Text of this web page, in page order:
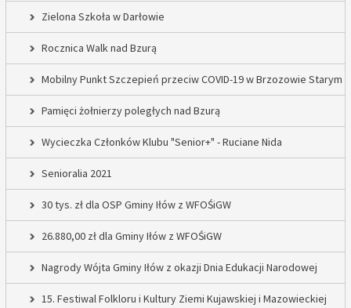
Zielona Szkoła w Darłowie
Rocznica Walk nad Bzurą
Mobilny Punkt Szczepień przeciw COVID-19 w Brzozowie Starym
Pamięci żołnierzy poległych nad Bzurą
Wycieczka Członków Klubu "Senior+" - Ruciane Nida
Senioralia 2021
30 tys. zł dla OSP Gminy Iłów z WFOŚiGW
26.880,00 zł dla Gminy Iłów z WFOŚiGW
Nagrody Wójta Gminy Iłów z okazji Dnia Edukacji Narodowej
15. Festiwal Folkloru i Kultury Ziemi Kujawskiej i Mazowieckiej